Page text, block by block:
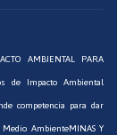
AMBIENTAL PARA
de Impacto Ambiental
competencia para dar
AmbienteMINAS Y